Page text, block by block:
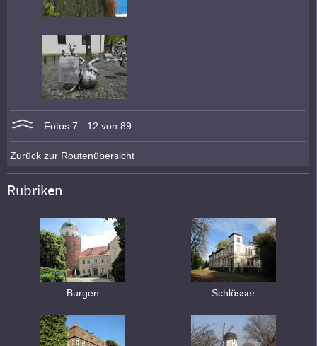
Fotos 7 - 12 von 89
Zurück zur Routenübersicht
Rubriken
Burgen Schlösser